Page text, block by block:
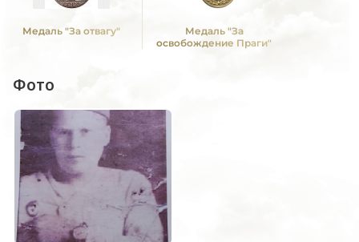
Медаль "За отвагу"
Медаль "За
освобождение Праги"
Фото